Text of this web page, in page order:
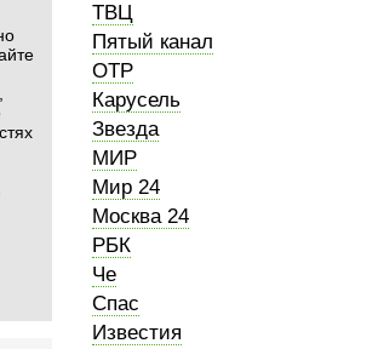
ТВЦ
Пятый канал
ОТР
Карусель
Звезда
МИР
Мир 24
Москва 24
РБК
Че
Спас
Известия